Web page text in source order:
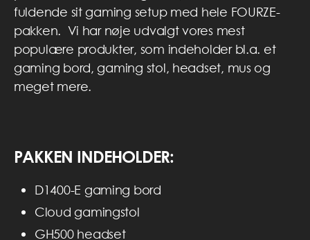
fuldende sit gaming setup med hele FOURZE-
pakken. Vi har nøje udvalgt vores mest
populære produkter, som indeholder bl.a. et
gaming bord, gaming stol, headset, mus og
meget mere.
PAKKEN INDEHOLDER:
D1400-E gaming bord
Cloud gamingstol
GH500 headset